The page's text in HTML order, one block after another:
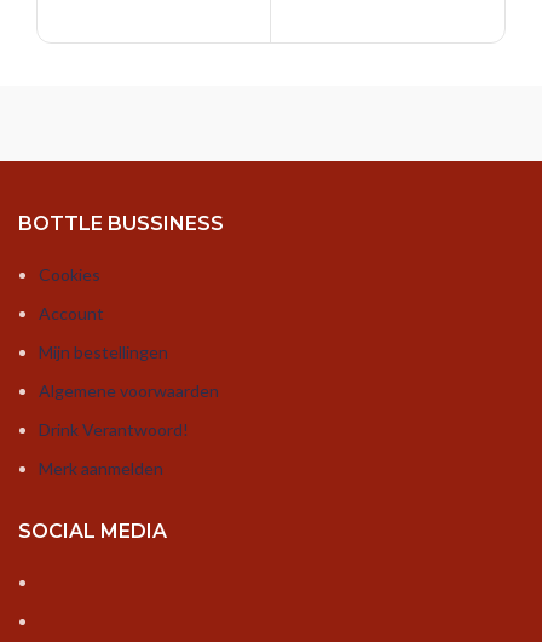
BOTTLE BUSSINESS
Cookies
Account
Mijn bestellingen
Algemene voorwaarden
Drink Verantwoord!
Merk aanmelden
SOCIAL MEDIA